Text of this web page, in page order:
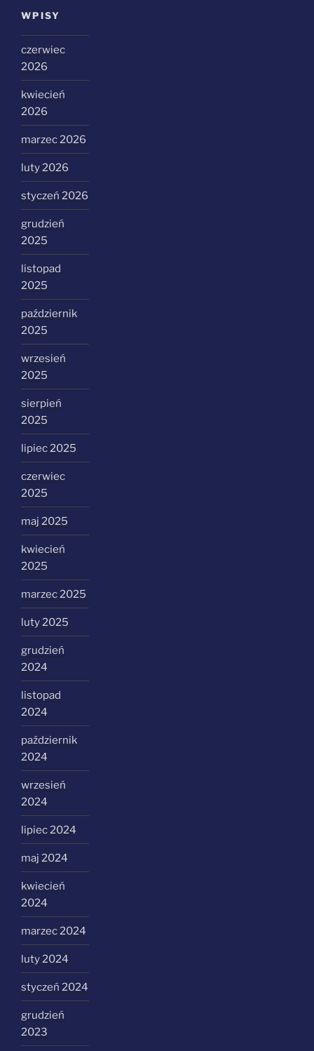
WPISY
czerwiec
2026
kwiecień
2026
marzec 2026
luty 2026
styczeń 2026
grudzień
2025
listopad
2025
październik
2025
wrzesień
2025
sierpień
2025
lipiec 2025
czerwiec
2025
maj 2025
kwiecień
2025
marzec 2025
luty 2025
grudzień
2024
listopad
2024
październik
2024
wrzesień
2024
lipiec 2024
maj 2024
kwiecień
2024
marzec 2024
luty 2024
styczeń 2024
grudzień
2023